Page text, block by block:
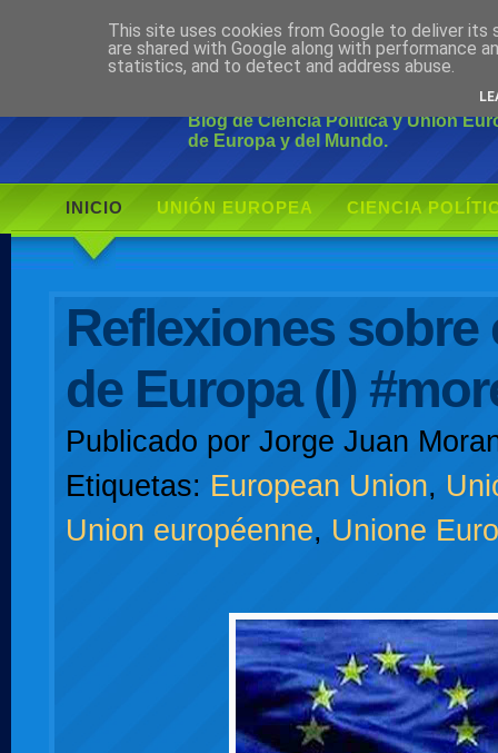
Ciudadano
Blog de Ciencia Política y Unión
de Europa y del Mundo.
INICIO UNIÓN EUROPEA CIENCIA
Reflexiones sobre
de Europa (I)
Publicado por Jorge Juan
Etiquetas: European Union,
Union européenne, Unione
This site uses cookies from Google to deliver its
are shared with Google along with performance
statistics, and to detect and address abuse.